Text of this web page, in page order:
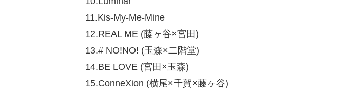
11.Kis-My-Me-Mine
12.REAL ME (藤ヶ谷×宮田)
13.# NO!NO! (玉森×二階堂)
14.BE LOVE (宮田×玉森)
15.ConneXion (横尾×千賀×藤ヶ谷)